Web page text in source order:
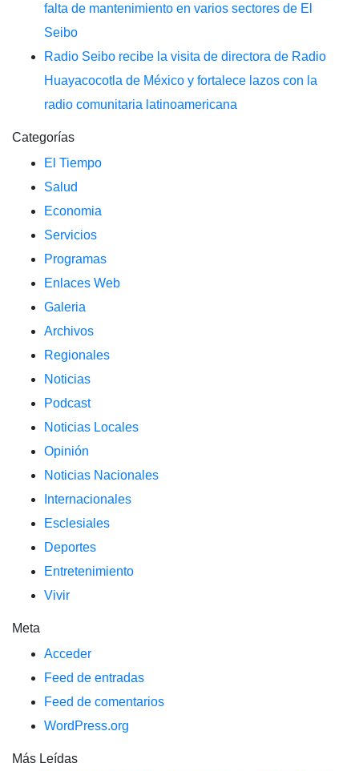
falta de mantenimiento en varios sectores de El
Seibo
Radio Seibo recibe la visita de directora de Radio
Huayacocotla de México y fortalece lazos con la
radio comunitaria latinoamericana
Categorías
El Tiempo
Salud
Economia
Servicios
Programas
Enlaces Web
Galeria
Archivos
Regionales
Noticias
Podcast
Noticias Locales
Opinión
Noticias Nacionales
Internacionales
Esclesiales
Deportes
Entretenimiento
Vivir
Meta
Acceder
Feed de entradas
Feed de comentarios
WordPress.org
Más Leídas